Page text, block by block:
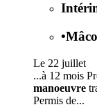
•
Le 22 juillet
...à 12 mois
manoeuvre
Permis de...